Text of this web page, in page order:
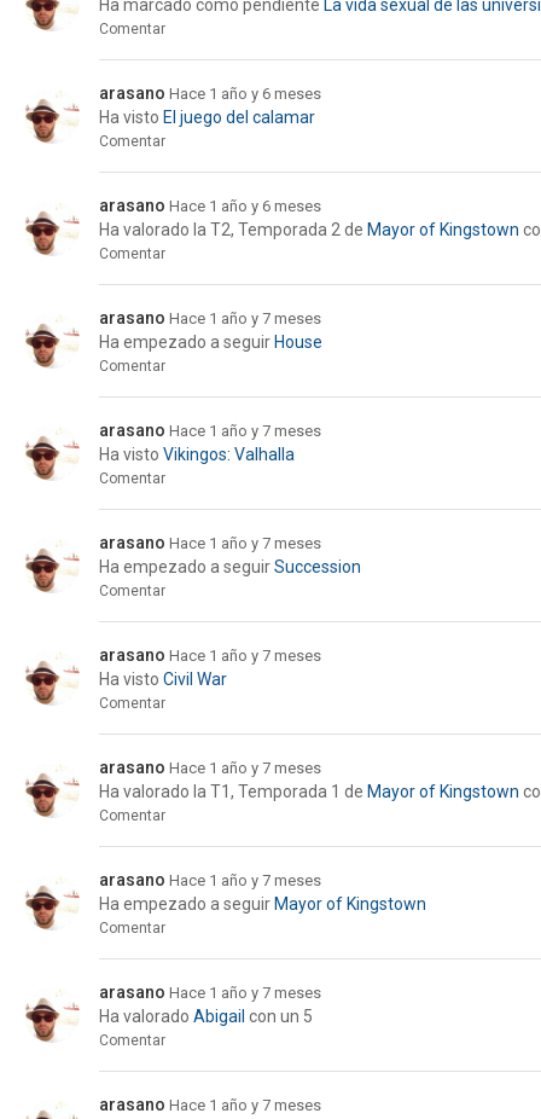
Ha marcado como pendiente La vida sexual de las
Comentar
arasano Hace 1 año y 6 meses
Ha visto El juego del calamar
Comentar
arasano Hace 1 año y 6 meses
Ha valorado la T2, Temporada 2 de Mayor of Kingstown
Comentar
arasano Hace 1 año y 7 meses
Ha empezado a seguir House
Comentar
arasano Hace 1 año y 7 meses
Ha visto Vikingos: Valhalla
Comentar
arasano Hace 1 año y 7 meses
Ha empezado a seguirSuccession
Comentar
arasano Hace 1 año y 7 meses
Ha visto Civil War
Comentar
arasano Hace 1 año y 7 meses
Ha valorado la T1, Temporada 1 de Mayor of Kingstown
Comentar
arasano Hace 1 año y 7 meses
Ha empezado a seguir Mayor of Kingstown
Comentar
arasano Hace 1 año y 7 meses
Ha valorado Abigail con un 5
Comentar
arasano Hace 1 año y 7 meses